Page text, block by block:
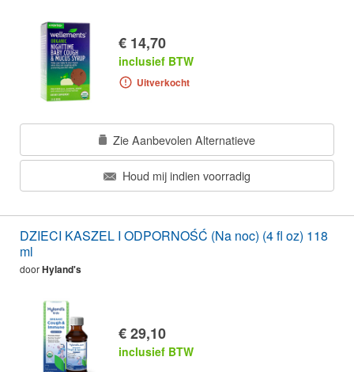
€ 14,70
inclusief BTW
Uitverkocht
Zie Aanbevolen Alternatieve
Houd mij indien voorradig
DZIECI KASZEL I ODPORNOŚĆ (Na noc) (4 fl oz) 118
ml
doorHyland's
€ 29,10
inclusief BTW